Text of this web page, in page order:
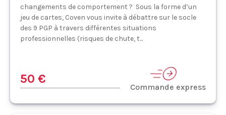
changements de comportement ? Sous la forme d’un
jeu de cartes, Coven vous invite à débattre sur le socle
des 9 PGP à travers différentes situations
professionnelles (risques de chute, t...
50 €
Commande express